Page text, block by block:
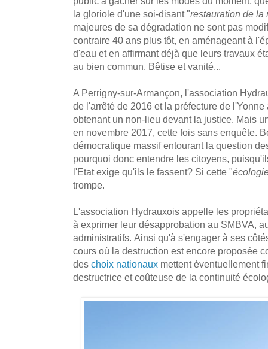
la gloriole d'une soi-disant "restauration de la
majeures de sa dégradation ne sont pas
contraire 40 ans plus tôt, en aménageant à
d'eau et en affirmant déjà que leurs travaux
au bien commun. Bêtise et vanité...
A Perrigny-sur-Armançon, l'association
de l'arrêté de 2016 et la préfecture de
obtenant un non-lieu devant la justice. Mais
en novembre 2017, cette fois sans enquête.
démocratique massif entourant la question
pourquoi donc entendre les citoyens,
l'Etat exige qu'ils le fassent? Si cette "
trompe.
L'association Hydrauxois appelle les
à exprimer leur désapprobation au SMBVA,
administratifs. Ainsi qu'à s'engager à ses
cours où la destruction est encore proposée
des choix nationaux mettent éventuellement
destructrice et coûteuse de la continuité